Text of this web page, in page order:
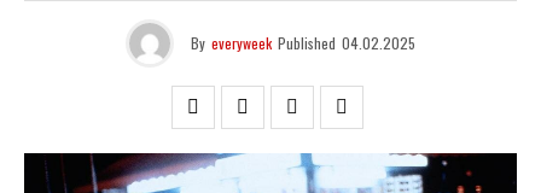
By everyweek Published 04.02.2025